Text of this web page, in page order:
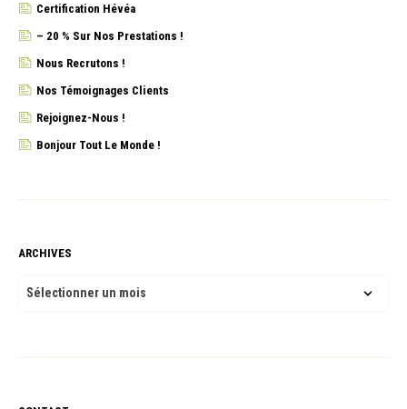
Certification Hévéa
– 20 % Sur Nos Prestations !
Nous Recrutons !
Nos Témoignages Clients
Rejoignez-Nous !
Bonjour Tout Le Monde !
ARCHIVES
ARCHIVES